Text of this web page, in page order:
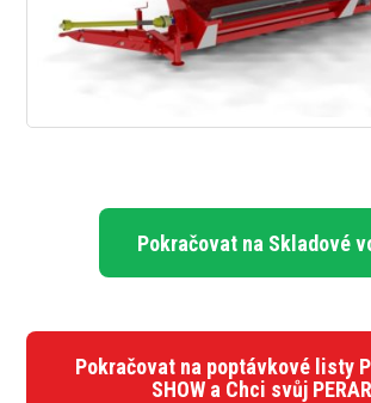
Pokračovat na Skladové
Pokračovat na poptávkové listy
SHOW a Chci svůj